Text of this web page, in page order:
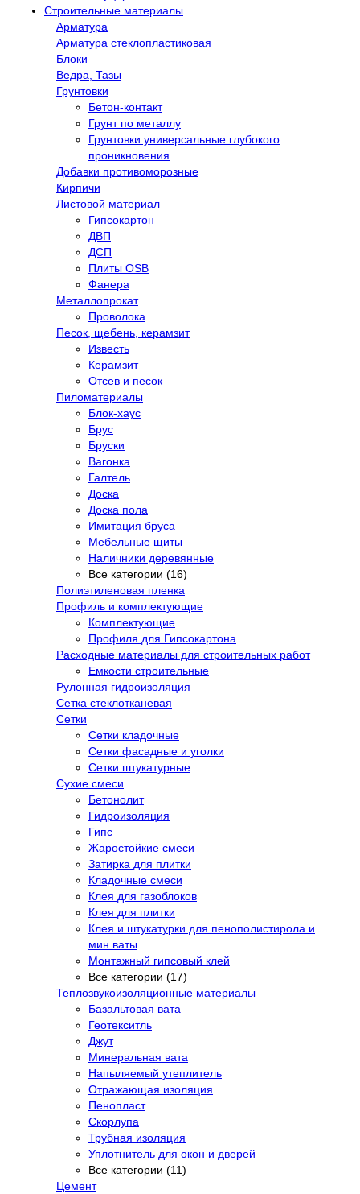
Строительные материалы
Арматура
Арматура стеклопластиковая
Блоки
Ведра, Тазы
Грунтовки
Бетон-контакт
Грунт по металлу
Грунтовки универсальные глубокого
проникновения
Добавки противоморозные
Кирпичи
Листовой материал
Гипсокартон
ДВП
ДСП
Плиты OSB
Фанера
Металлопрокат
Проволока
Песок, щебень, керамзит
Известь
Керамзит
Отсев и песок
Пиломатериалы
Блок-хаус
Брус
Бруски
Вагонка
Галтель
Доска
Доска пола
Имитация бруса
Мебельные щиты
Наличники деревянные
Все категории (16)
Полиэтиленовая пленка
Профиль и комплектующие
Комплектующие
Профиля для Гипсокартона
Расходные материалы для строительных работ
Емкости строительные
Рулонная гидроизоляция
Сетка стеклотканевая
Сетки
Сетки кладочные
Сетки фасадные и уголки
Сетки штукатурные
Сухие смеси
Бетонолит
Гидроизоляция
Гипс
Жаростойкие смеси
Затирка для плитки
Кладочные смеси
Клея для газоблоков
Клея для плитки
Клея и штукатурки для пенополистирола и
мин ваты
Монтажный гипсовый клей
Все категории (17)
Теплозвукоизоляционные материалы
Базальтовая вата
Геотекситль
Джут
Минеральная вата
Напыляемый утеплитель
Отражающая изоляция
Пенопласт
Скорлупа
Трубная изоляция
Уплотнитель для окон и дверей
Все категории (11)
Цемент